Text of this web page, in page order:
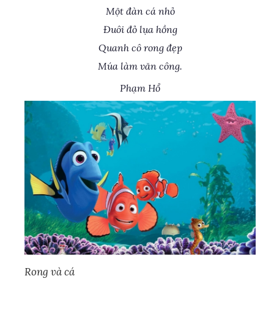
Một đàn cá nhỏ
Đuôi đỏ lụa hồng
Quanh cô rong đẹp
Múa làm văn công.
Phạm Hổ
Rong và cá